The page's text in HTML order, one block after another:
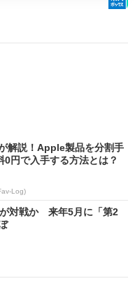
解説！Apple製品を分割手
0円で入手する方法とは？
Log)
対戦か 来年5月に「第2